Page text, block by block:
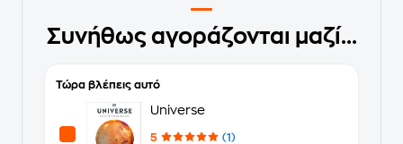
Συνήθως αγοράζονται μαζί...
Τώρα βλέπεις αυτό
Universe
5 (1)